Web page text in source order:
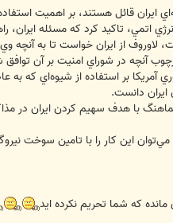
اتمي، تاكيد كرد كه مسئله ايران،
لاوروف از ايران خواست تا به آنچه
آنچه در شوراي امنيت بر آن
آمريكا بر استفاده از شيوه‌اي كه
دانست.
با هدف سهيم كردن ايران در
مي‌توان اين كار را با تامين سوخت
که شما تحریم نکرده اید